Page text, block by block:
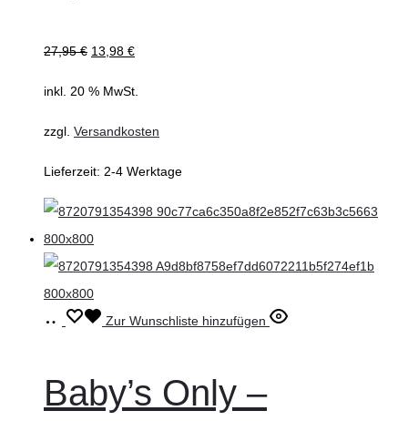
27,95€ 13,98 €
inkl. 20 % MwSt.
zzgl. Versandkosten
Lieferzeit: 2-4 Werktage
In
Zur Wunschliste hinzufügen
Baby’s Only –